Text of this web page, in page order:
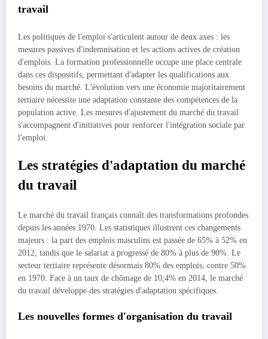
travail
Les politiques de l'emploi s'articulent autour de deux axes : les
mesures passives d'indemnisation et les actions actives de création
d'emplois. La formation professionnelle occupe une place centrale
dans ces dispositifs, permettant d'adapter les qualifications aux
besoins du marché. L'évolution vers une économie majoritairement
tertiaire nécessite une adaptation constante des compétences de la
population active. Les mesures d'ajustement du marché du travail
s'accompagnent d'initiatives pour renforcer l'intégration sociale par
l'emploi.
Les stratégies d'adaptation du marché
du travail
Le marché du travail français connaît des transformations profondes
depuis les années 1970. Les statistiques illustrent ces changements
majeurs : la part des emplois masculins est passée de 65% à 52% en
2012, tandis que le salariat a progressé de 80% à plus de 90%. Le
secteur tertiaire représente désormais 80% des emplois, contre 50%
en 1970. Face à un taux de chômage de 10,4% en 2014, le marché
du travail développe des stratégies d'adaptation spécifiques.
Les nouvelles formes d'organisation du travail